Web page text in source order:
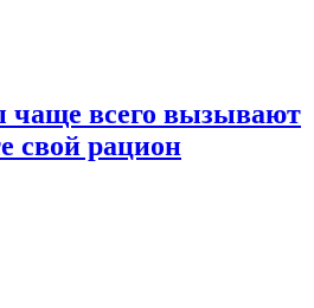
чаще всего вызывают
свой рацион